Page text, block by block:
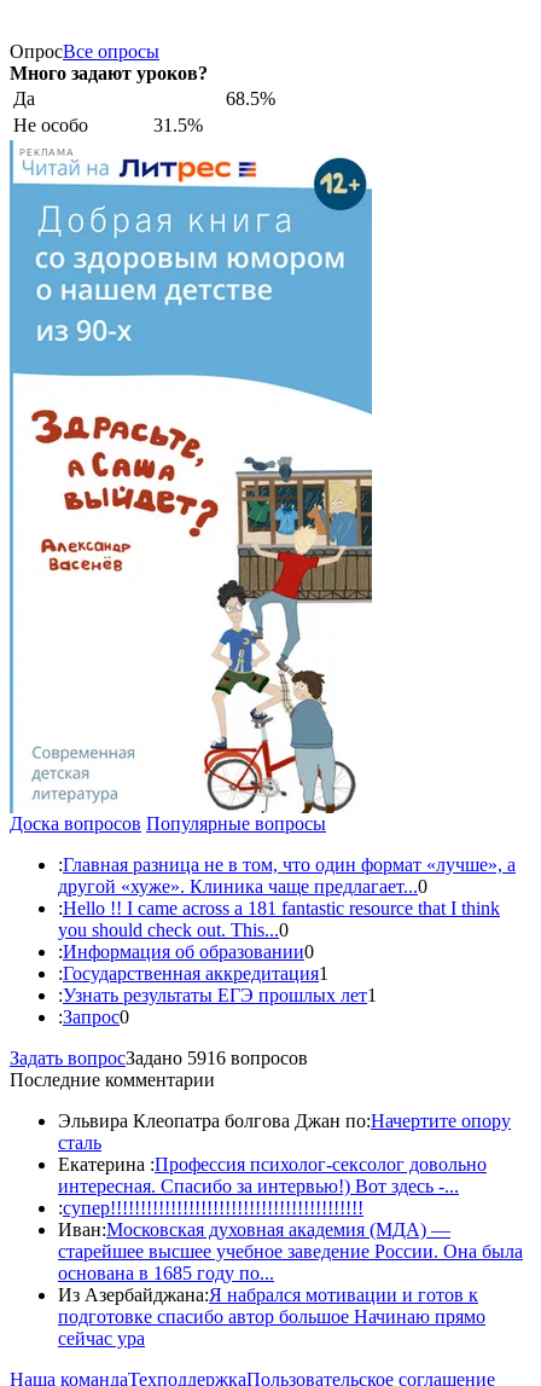
ОпросВсе опросы
Много задают уроков?
Да
68.5%
Не особо
31.5%
РЕКЛАМА
Доска вопросов Популярные вопросы
:Главная разница не в том, что один формат «лучше», а
другой «хуже». Клиника чаще предлагает...0
:Hello !! I came across a 181 fantastic resource that I think
you should check out. This...0
:Информация об образовании0
:Государственная аккредитация1
:Узнать результаты ЕГЭ прошлых лет1
:Запрос0
Задать вопросЗадано 5916 вопросов
Последние комментарии
Эльвира Клеопатра болгова Джан по:Начертите опору
сталь
Екатерина :Профессия психолог-сексолог довольно
интересная. Спасибо за интервью!) Вот здесь -...
:супер!!!!!!!!!!!!!!!!!!!!!!!!!!!!!!!!!!!!!!!!!!
Иван:Московская духовная академия (МДА) —
старейшее высшее учебное заведение России. Она была
основана в 1685 году по...
Из Азербайджана:Я набрался мотивации и готов к
подготовке спасибо автор большое Начинаю прямо
сейчас ура
Наша командаТехподдержкаПользовательское соглашение